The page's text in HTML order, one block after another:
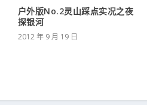
户外版No.2灵山踩点实况之夜
探银河
2012 年 9 月 19 日